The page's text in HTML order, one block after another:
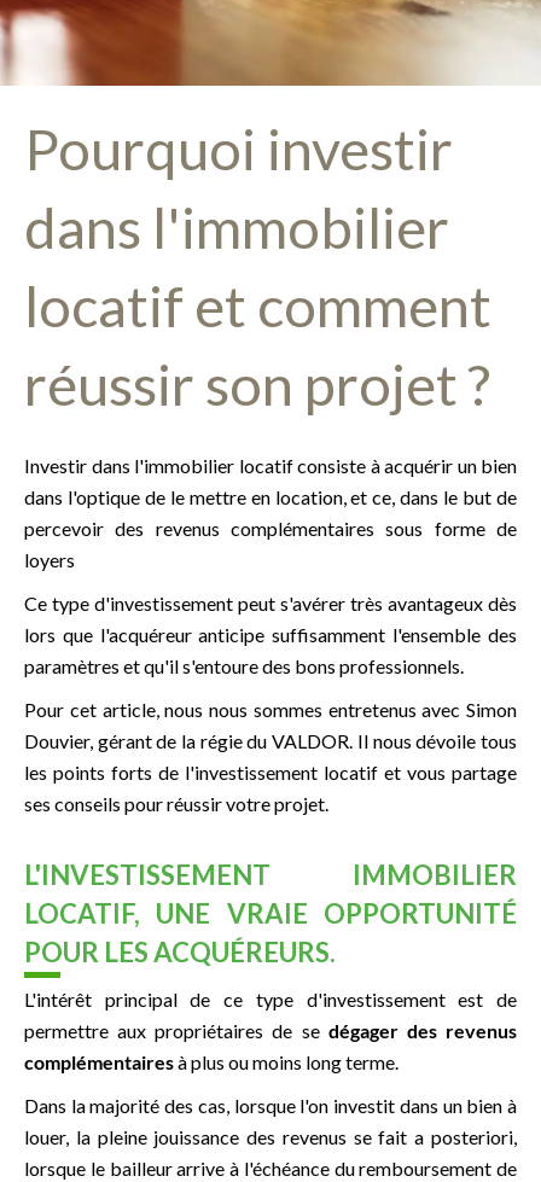
Pourquoi investir
dans l'immobilier
locatif et comment
réussir son projet ?
Investir dans l'immobilier locatif consiste à acquérir un bien
dans l'optique de le mettre en location, et ce, dans le but de
percevoir des revenus complémentaires sous forme de
loyers
Ce type d'investissement peut s'avérer très avantageux dès
lors que l'acquéreur anticipe suffisamment l'ensemble des
paramètres et qu'il s'entoure des bons professionnels.
Pour cet article, nous nous sommes entretenus avec Simon
Douvier, gérant de la régie du VALDOR. Il nous dévoile tous
les points forts de l'investissement locatif et vous partage
ses conseils pour réussir votre projet.
L'INVESTISSEMENT IMMOBILIER
LOCATIF, UNE VRAIE OPPORTUNITÉ
POUR LES ACQUÉREURS.
L'intérêt principal de ce type d'investissement est de
permettre aux propriétaires de se dégager des revenus
complémentairesà plus ou moins long terme.
Dans la majorité des cas, lorsque l'on investit dans un bien à
louer, la pleine jouissance des revenus se fait a posteriori,
lorsque le bailleur arrive à l'échéance du remboursement de